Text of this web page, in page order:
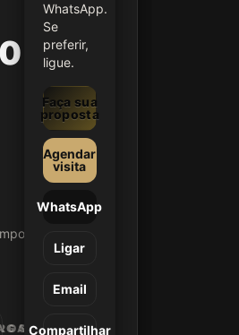
SP
WhatsApp.
Se
preferir,
ligue.
Faça sua
proposta
Agendar
visita
WhatsApp
Ligar
Email
Compartilhar